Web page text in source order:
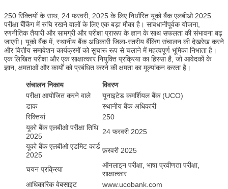
250 रिक्तियों के साथ, 24 फरवरी, 2025 के लिए निर्धारित यूको बैंक एलबीओ 2025
परीक्षा बैंकिंग में रुचि रखने वालों के लिए एक बड़ा मौका है। सावधानीपूर्वक योजना,
रणनीतिक तैयारी और सामग्री और परीक्षा प्रारूप के ज्ञान के साथ सफलता की संभावना बढ़
जाएगी। यूको बैंक में, स्थानीय बैंक अधिकारी जिला-स्तरीय बैंकिंग संचालन की देखरेख करने
और वित्तीय समावेशन कार्यक्रमों को सुचारू रूप से चलाने में महत्वपूर्ण भूमिका निभाता है।
एक लिखित परीक्षा और एक साक्षात्कार नियुक्ति प्रक्रिया का हिस्सा है, जो आवेदकों के
ज्ञान, क्षमताओं और कार्यों को प्रबंधित करने की क्षमता का मूल्यांकन करता है।
संचालन निकाय
विवरण
परीक्षा आयोजित करने वाले
यूनाइटेड कमर्शियल बैंक (UCO)
डाक
स्थानीय बैंक अधिकारी
रिक्तियां
250
यूको बैंक एलबीओ परीक्षा तिथि
2025
24 फरवरी 2025
यूको बैंक एलबीओ एडमिट कार्ड
2025
फ़रवरी 2025
चयन प्रक्रिया
ऑनलाइन परीक्षा, भाषा प्रवीणता परीक्षा,
साक्षात्कार
आधिकारिक वेबसाइट
www.ucobank.com